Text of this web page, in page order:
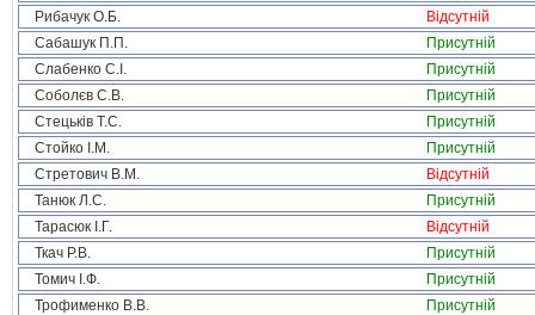
Рибачук О.Б.
Відсутній
Сабашук П.П.
Присутній
Слабенко С.І.
Присутній
Соболєв С.В.
Присутній
Стецьків Т.С.
Присутній
Стойко І.М.
Присутній
Стретович В.М.
Відсутній
Танюк Л.С.
Присутній
Тарасюк І.Г.
Відсутній
Ткач Р.В.
Присутній
Томич І.Ф.
Присутній
Трофименко В.В.
Присутній